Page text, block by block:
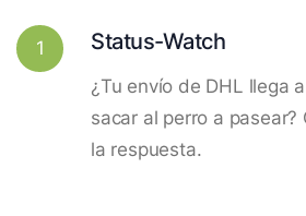
1 Status-Watch
¿Tu envío de DHL llega
sacar al perro a pasear?
la respuesta.